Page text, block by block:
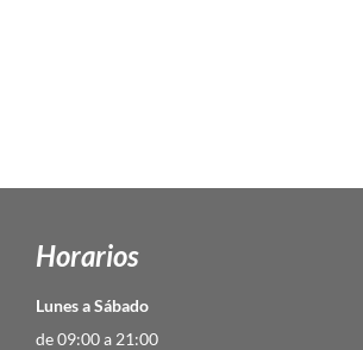
Horarios
Lunes a Sábado
de 09:00 a 21:00